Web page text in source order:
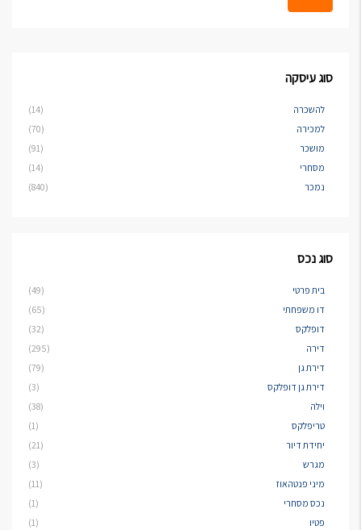
סוג עיסקה
להשכרה
(14)
למכירה
(70)
מושכר
(91)
מסחרי
(14)
נמכר
(840)
סוג נכס
בית פרטי
(49)
דו משפחתי
(65)
דופלקס
(32)
דירה
(295)
דירת גן
(79)
דירת גן דופלקס
(3)
וילה
(38)
טריפלקס
(1)
יחידת דיור
(21)
מגרש
(3)
מיני פנטהאוז
(11)
נכס מסחרי
(1)
פטיו
(1)